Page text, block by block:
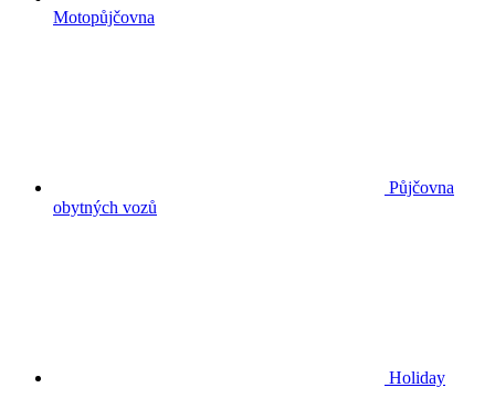
Motopůjčovna
Půjčovna
obytných vozů
Holiday